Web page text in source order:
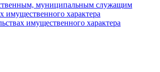
муниципальным служащим
имущественного характера
имущественного характера